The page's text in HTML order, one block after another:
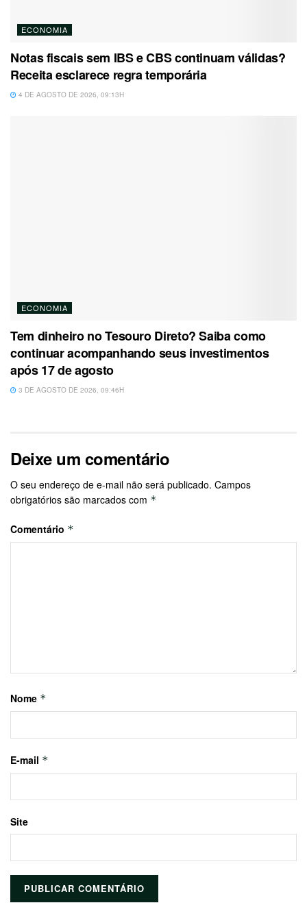
ECONOMIA
Notas fiscais sem IBS e CBS continuam válidas?
Receita esclarece regra temporária
4 DE AGOSTO DE 2026, 09:13H
ECONOMIA
Tem dinheiro no Tesouro Direto? Saiba como
continuar acompanhando seus investimentos
após 17 de agosto
3 DE AGOSTO DE 2026, 09:46H
Deixe um comentário
O seu endereço de e-mail não será publicado. Campos
obrigatórios são marcados com *
Comentário *
Nome *
E-mail *
Site